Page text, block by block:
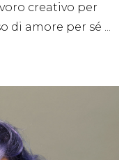
creativo per
di amore per sé